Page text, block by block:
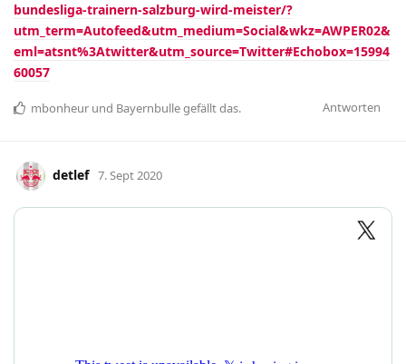
bundesliga-trainern-salzburg-wird-meister/?
utm_term=Autofeed&utm_medium=Social&wkz=AWPER02&
eml=atsnt%3Atwitter&utm_source=Twitter#Echobox=15994
60057
Antworten
mbonheur und Bayernbullegefällt das.
detlef 7. Sept 2020